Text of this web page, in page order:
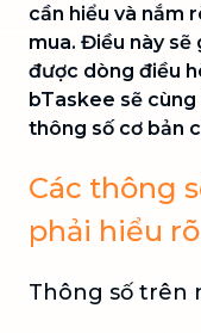
cần hiểu và nắm
mua. Điều này
được dòng điều
bTaskee sẽ
thông số cơ bản
Các thông
phải hiểu
Thông số trên